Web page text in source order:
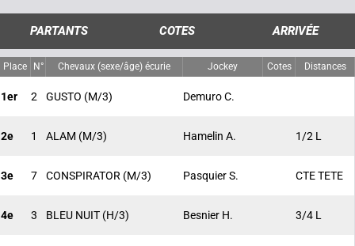
PARTANTS COTES ARRIVÉE
Place N° Chevaux (sexe/âge) écurie Jockey Cotes Distances
1er 2 GUSTO (M/3) Demuro C.
2e 1 ALAM (M/3) Hamelin A. 1/2 L
3e 7 CONSPIRATOR (M/3) Pasquier S. CTE TETE
4e 3 BLEU NUIT (H/3) Besnier H. 3/4 L